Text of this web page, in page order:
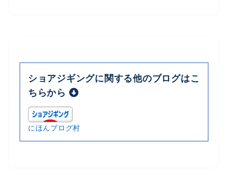
ショアジギングに関する他のブログはこ
ちらから
にほんブログ村